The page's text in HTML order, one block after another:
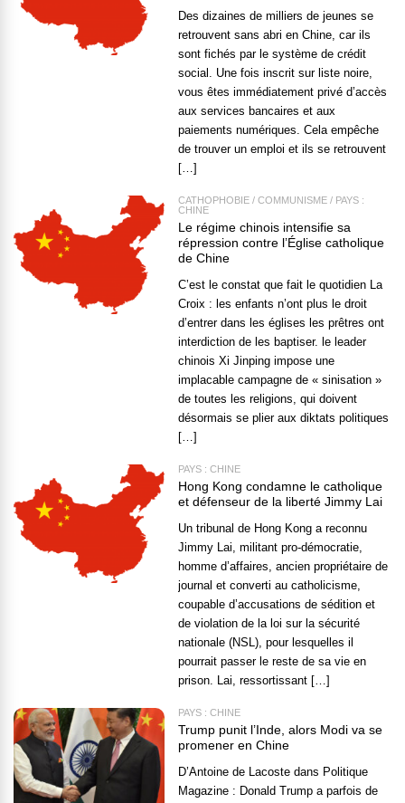
Des dizaines de milliers de jeunes se
retrouvent sans abri en Chine, car ils
sont fichés par le système de crédit
social. Une fois inscrit sur liste noire,
vous êtes immédiatement privé d’accès
aux services bancaires et aux
paiements numériques. Cela empêche
de trouver un emploi et ils se retrouvent
[…]
CATHOPHOBIE /COMMUNISME / PAYS :
CHINE
Le régime chinois intensifie sa
répression contre l’Église catholique
de Chine
C’est le constat que fait le quotidien La
Croix : les enfants n’ont plus le droit
d’entrer dans les églises les prêtres ont
interdiction de les baptiser. le leader
chinois Xi Jinping impose une
implacable campagne de « sinisation »
de toutes les religions, qui doivent
désormais se plier aux diktats politiques
[…]
PAYS : CHINE
Hong Kong condamne le catholique
et défenseur de la liberté Jimmy Lai
Un tribunal de Hong Kong a reconnu
Jimmy Lai, militant pro-démocratie,
homme d’affaires, ancien propriétaire de
journal et converti au catholicisme,
coupable d’accusations de sédition et
de violation de la loi sur la sécurité
nationale (NSL), pour lesquelles il
pourrait passer le reste de sa vie en
prison. Lai, ressortissant […]
PAYS : CHINE
Trump punit l’Inde, alors Modi va se
promener en Chine
D’Antoine de Lacoste dans Politique
Magazine : Donald Trump a parfois de